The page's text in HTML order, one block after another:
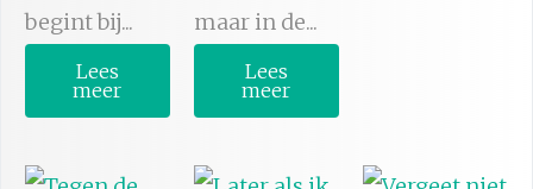
begint bij...
Lees
meer
maar in de...
Lees
meer